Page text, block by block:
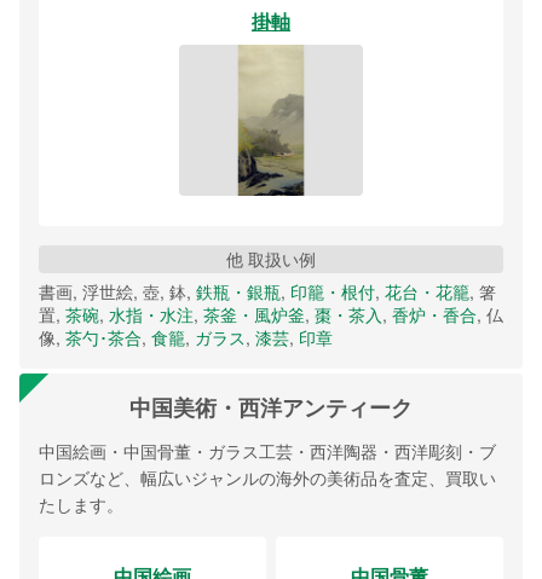
掛軸
他 取扱い例
書画, 浮世絵, 壺, 鉢, 鉄瓶・銀瓶, 印籠・根付, 花台・花籠, 箸
置, 茶碗, 水指・水注, 茶釜・風炉釜, 棗・茶入, 香炉・香合, 仏
像, 茶勺･茶合, 食籠, ガラス, 漆芸, 印章
中国美術・西洋アンティーク
中国絵画・中国骨董・ガラス工芸・西洋陶器・西洋彫刻・ブ
ロンズなど、幅広いジャンルの海外の美術品を査定、買取い
たします。